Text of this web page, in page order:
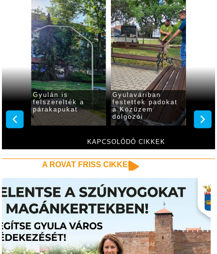
KAPCSOLÓDÓ CIKKEK
Gyulán is
felszerelték a
párakapukat
Gyulaváriban
festettek padokat
a Közüzem
dolgozói
A ROVAT FRISS CIKKEI